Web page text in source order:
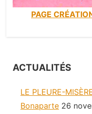
PAGE
ACTUALITÉS
LE PLEURE-
Bonaparte 26